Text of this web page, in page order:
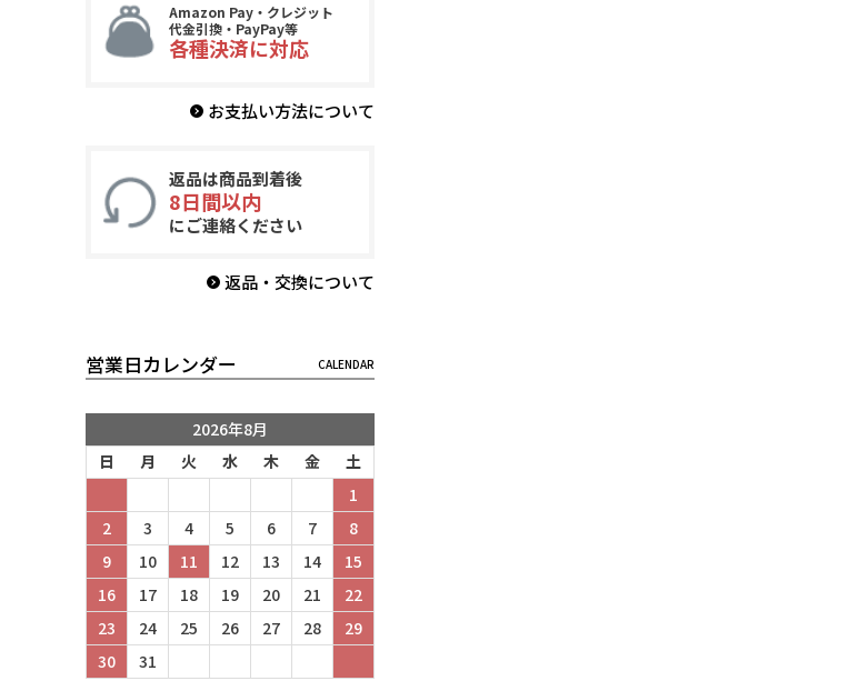
Amazon Pay・クレジット
代金引換・PayPay等
各種決済に対応
お支払い方法について
返品は商品到着後
8日間以内
にご連絡ください
返品・交換について
営業日カレンダー
2026年8月
日
月 火 水 木 金
土
1
2
3 4 5 6 7
8
9
10 11 12 13 14
15
16
17 18 19 20 21
22
23
24 25 26 27 28
29
30
31